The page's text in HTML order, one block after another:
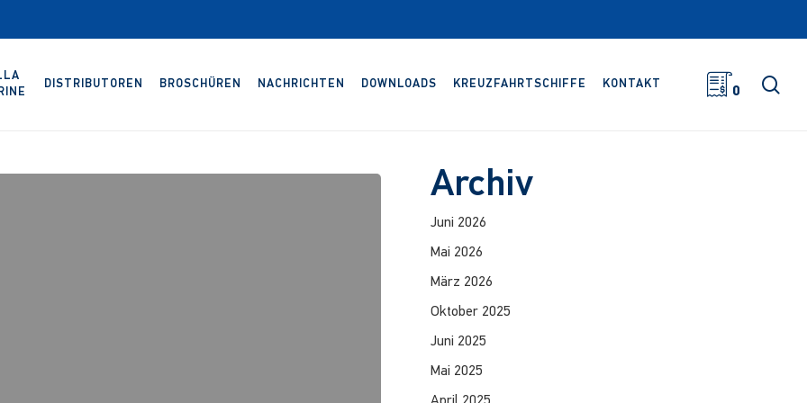
DISTRIBUTOREN BROSCHÜREN NACHRICHTEN DOWNLOADS KREUZFAHRTSCHIFFE KONTAKT
0
Archiv
Juni 2026
Mai 2026
März 2026
Oktober 2025
Juni 2025
Mai 2025